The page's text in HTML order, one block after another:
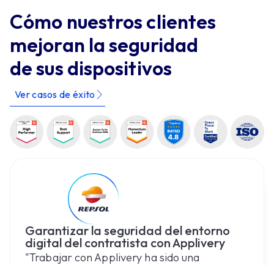
Cómo nuestros clientes
mejoran la seguridad
de sus dispositivos
Ver casos de éxito
Garantizar la seguridad del entorno
digital del contratista con Applivery
"Trabajar con Applivery ha sido una